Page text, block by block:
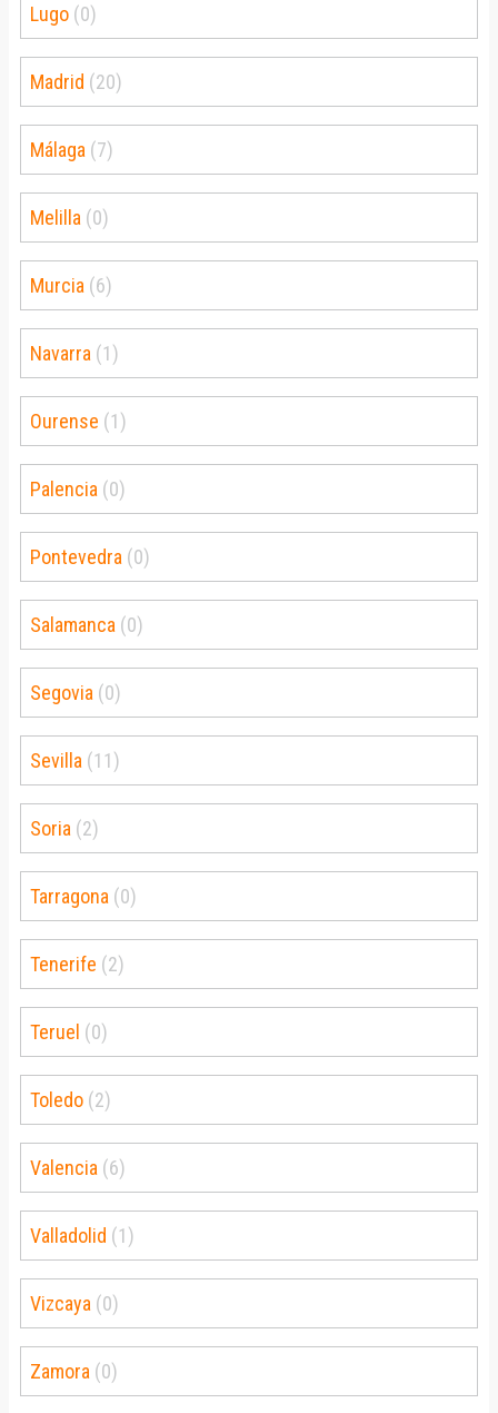
Lugo (0)
Madrid (20)
Málaga (7)
Melilla (0)
Murcia (6)
Navarra (1)
Ourense (1)
Palencia (0)
Pontevedra (0)
Salamanca (0)
Segovia (0)
Sevilla (11)
Soria (2)
Tarragona (0)
Tenerife (2)
Teruel (0)
Toledo (2)
Valencia (6)
Valladolid (1)
Vizcaya (0)
Zamora (0)